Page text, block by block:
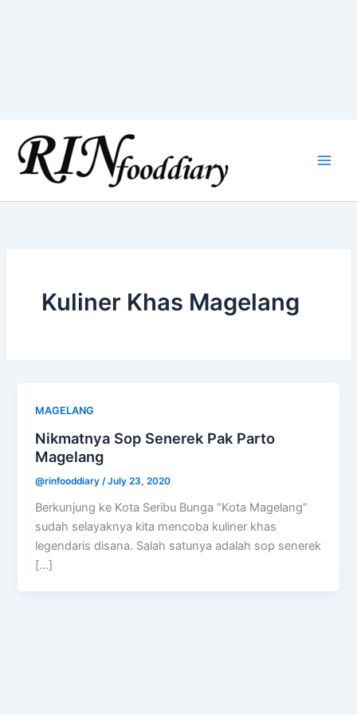
content
Kuliner Khas Magelang
MAGELANG
Nikmatnya Sop Senerek Pak Parto
Magelang
@rinfooddiary /July 23, 2020
Berkunjung ke Kota Seribu Bunga “Kota Magelang”
sudah selayaknya kita mencoba kuliner khas
legendaris disana. Salah satunya adalah sop senerek
[…]